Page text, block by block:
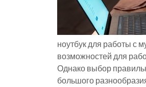
ноутбук для работы с
возможностей для
Однако выбор
большого